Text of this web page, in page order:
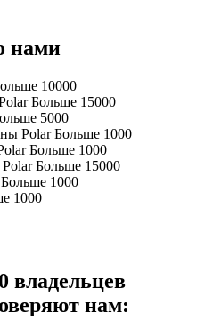
нами
10000
Больше 15000
5000
Polar Больше 1000
Больше 1000
Больше 15000
Больше 1000
1000
владельцев
нам: